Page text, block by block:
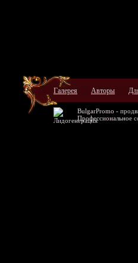
Галерея Авторы
BulgarPromo -
Профессиональное